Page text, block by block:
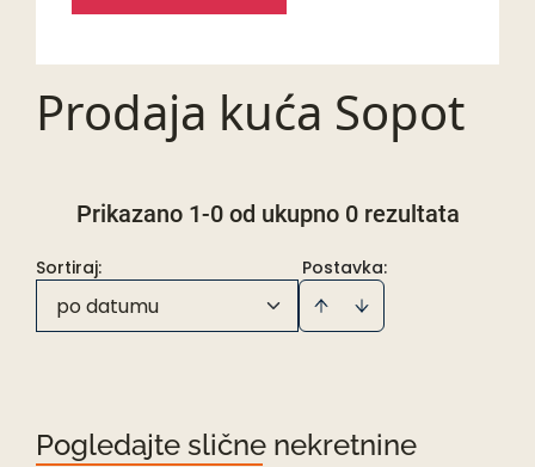
Prodaja kuća Sopot
Prikazano 1-0 od ukupno 0 rezultata
Postavka:
Sortiraj:
po datumu
Pogledajte slične nekretnine